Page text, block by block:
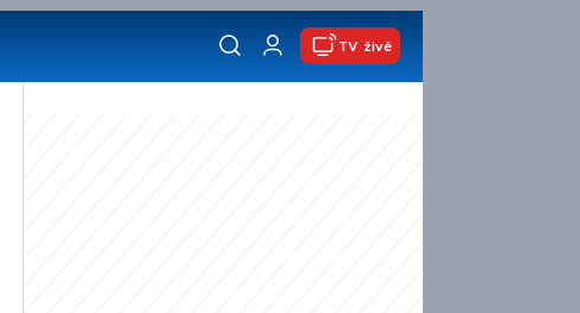
TV živě